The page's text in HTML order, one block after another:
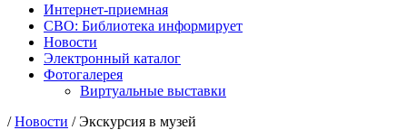
Интернет-приемная
СВО: Библиотека информирует
Новости
Электронный каталог
Фотогалерея
Виртуальные выставки
/Новости /Экскурсия в музей